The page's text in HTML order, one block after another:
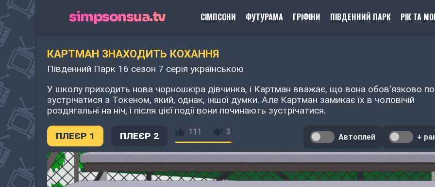
simpsonsua.tv СІМПСОНИ ФУТУРАМА ГРІФІНИ ПІВДЕННИЙ ПАРК РІК ТА
КАРТМАН ЗНАХОДИТЬ КОХАННЯ
Південний Парк 16 сезон 7 серія українською
У школу приходить нова чорношкіра дівчинка, і Картман вважає, що вона обов'язково
зустрічатися з Токеном, який, однак, іншої думки. Але Картман замикає їх в чоловічій
роздягальні на ніч, і після цієї події вони починають зустрічатися.
ПЛЕЄР 1 ПЛЕЄР 2 111 3
Автоплей +